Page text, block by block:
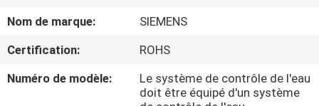
PROPOS
DE
Nom de marque:
SIEMENS
Certification:
ROHS
Numéro de modèle:
Le système de contrôle de l'eau
doit être équipé d'un système